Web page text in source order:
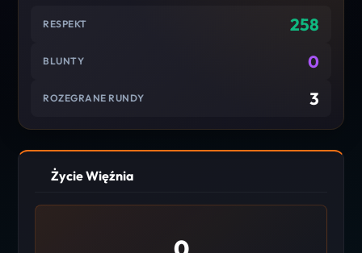
RESPEKT 258
BLUNTY 0
ROZEGRANE RUNDY 3
Życie Więźnia